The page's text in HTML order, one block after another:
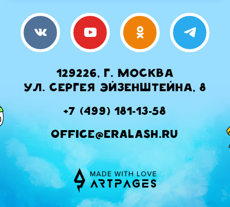
129226, г. Москва
ул. Сергея Эйзенштейна, 8
+7 (499) 181-13-58
office@eralash.ru